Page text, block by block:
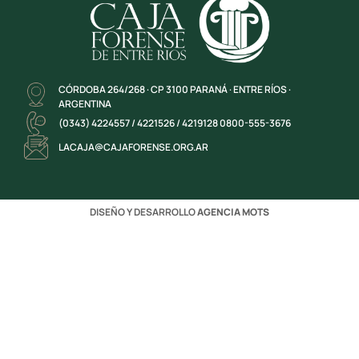
CÓRDOBA 264/268 · CP 3100 PARANÁ · ENTRE RÍOS ·
ARGENTINA
(0343) 4224557 / 4221526 / 4219128 0800-555-3676
LACAJA@CAJAFORENSE.ORG.AR
DISEÑO Y DESARROLLOAGENCIA MOTS